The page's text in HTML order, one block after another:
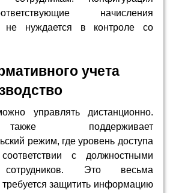
начисления
не нуждается в контроле со
учета
управлять дистанционно.
поддерживает
режим, где уровень доступа
с должностными
сотрудников. Это весьма
защитить информацию